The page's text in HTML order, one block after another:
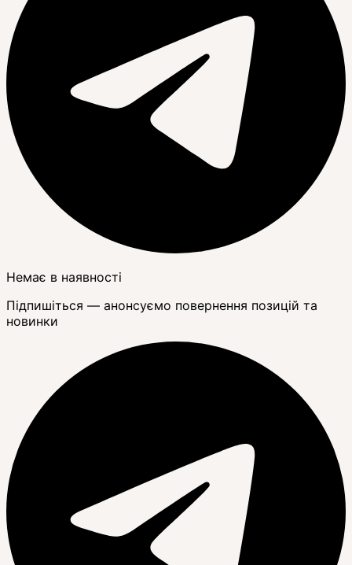
Немає в наявності
Підпишіться — анонсуємо повернення позицій та
новинки